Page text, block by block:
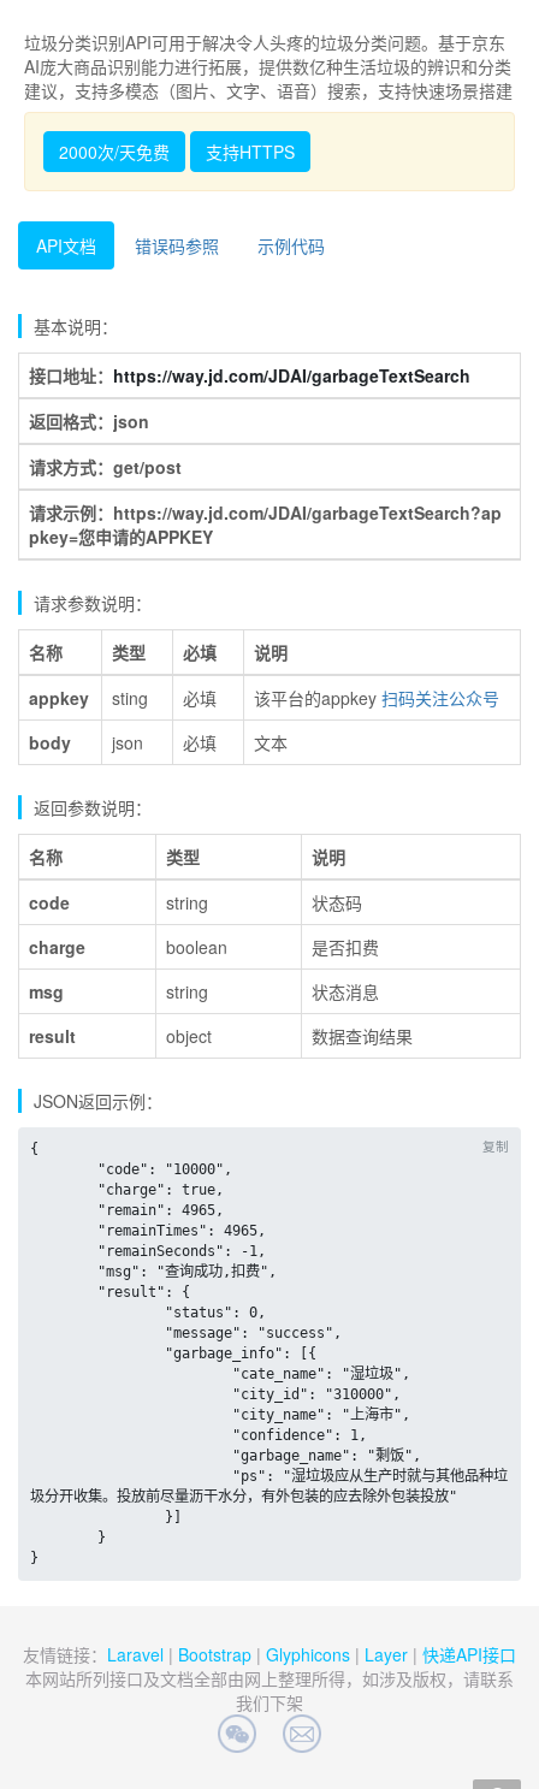
垃圾分类识别API可用于解决令人头疼的垃圾分类问题。基于京东
AI庞大商品识别能力进行拓展，提供数亿种生活垃圾的辨识和分类
建议，支持多模态（图片、文字、语音）搜索，支持快速场景搭建
2000次/天免费 支持HTTPS
API文档 错误码参照 示例代码
基本说明：
接口地址： https://way.jd.com/JDAI/garbageTextSearch
返回格式：json
请求方式：get/post
请求示例：https://way.jd.com/JDAI/garbageTextSearch?ap
pkey=您申请的APPKEY
请求参数说明：
名称 类型 必填
说明
appkey
sting 必填 该平台的appkey 扫码关注公众号
body
json 必填 文本
返回参数说明：
名称 类型
说明
code
string
状态码
charge
boolean
是否扣费
msg
string
状态消息
result
object 数据查询结果
JSON返回示例：
复制
{
圾分开收集。投放前尽量沥干水分，有外包装的应去除外包装投放"
}
友情链接： Laravel | Bootstrap | Glyphicons | Layer | 快递API接口
本网站所列接口及文档全部由网上整理所得，如涉及版权，请联系
我们下架